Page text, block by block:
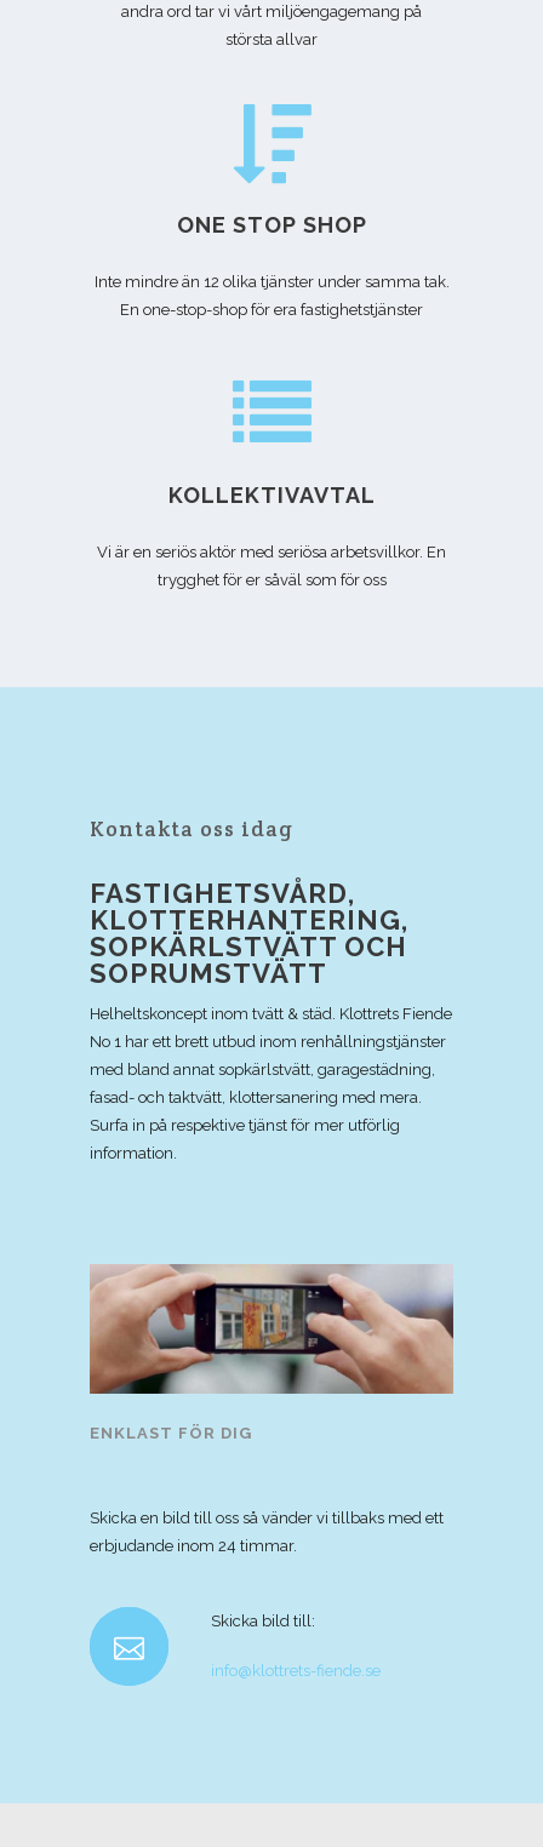
andra ord tar vi vårt miljöengagemang på
största allvar
ONE STOP SHOP
Inte mindre än 12 olika tjänster under samma tak.
En one-stop-shop för era fastighetstjänster
KOLLEKTIVAVTAL
Vi är en seriös aktör med seriösa arbetsvillkor. En
trygghet för er såväl som för oss
Kontakta oss idag
FASTIGHETSVÅRD,
KLOTTERHANTERING,
SOPKÄRLSTVÄTT OCH
SOPRUMSTVÄTT
Helheltskoncept inom tvätt & städ. Klottrets Fiende
No 1 har ett brett utbud inom renhållningstjänster
med bland annat sopkärlstvätt, garagestädning,
fasad- och taktvätt, klottersanering med mera.
Surfa in på respektive tjänst för mer utförlig
information.
ENKLAST FÖR DIG
Skicka en bild till oss så vänder vi tillbaks med ett
erbjudande inom 24 timmar.
Skicka bild till:
info@klottrets-fiende.se